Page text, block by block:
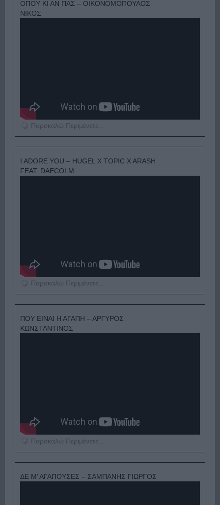
ΟΠΟΥ ΚΙ ΑΝ ΠΑΣ – ΟΙΚΟΝΟΜΟΠΟΥΛΟΣ
ΝΙΚΟΣ
Παρακαλώ Περιμένετε...
I ADORE YOU – HUGEL X TOPIC X ARASH
FEAT. DAECOLM
Παρακαλώ Περιμένετε...
ΠΟΥ ΕΙΝΑΙ Η ΑΓΑΠΗ – ΑΡΓΥΡΟΣ
ΚΩΝΣΤΑΝΤΙΝΟΣ
Παρακαλώ Περιμένετε...
ΔΕ Μ’ ΑΓΑΠΟΥΣΕΣ – ΣΑΜΠΑΝΗΣ ΓΙΩΡΓΟΣ